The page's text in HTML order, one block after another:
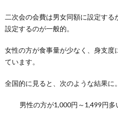
二次会の会費は男女同額に設定す
設定するのが一般的。
女性の方が食事量が少なく、身支
ています。
全国的に見ると、次のような結果に。
男性の方が1,000円～1,499円